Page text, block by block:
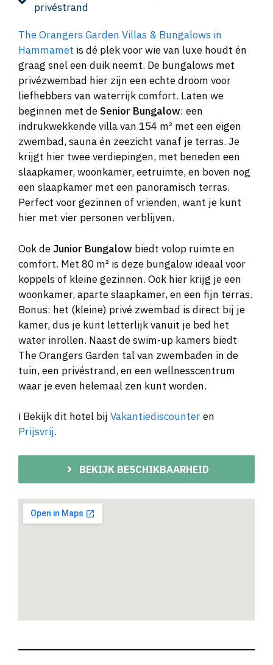
privéstrand
The Orangers Garden Villas & Bungalows in
Hammamet is dé plek voor wie van luxe houdt én
graag snel een duik neemt. De bungalows met
privézwembad hier zijn een echte droom voor
liefhebbers van waterrijk comfort. Laten we
beginnen met deSenior Bungalow: een
indrukwekkende villa van 154 m² met een eigen
zwembad, sauna én zeezicht vanaf je terras. Je
krijgt hier twee verdiepingen, met beneden een
slaapkamer, woonkamer, eetruimte, en boven nog
een slaapkamer met een panoramisch terras.
Perfect voor gezinnen of vrienden, want je kunt
hier met vier personen verblijven.
Ook deJunior Bungalow biedt volop ruimte en
comfort. Met 80 m² is deze bungalow ideaal voor
koppels of kleine gezinnen. Ook hier krijg je een
woonkamer, aparte slaapkamer, en een fijn terras.
Bonus: het (kleine) privé zwembad is direct bij je
kamer, dus je kunt letterlijk vanuit je bed het
water inrollen. Naast de swim-up kamers biedt
The Orangers Garden tal van zwembaden in de
tuin, een privéstrand, en een wellnesscentrum
waar je even helemaal zen kunt worden.
ℹ️ Bekijk dit hotel bij Vakantiediscounteren
Prijsvrij.
BEKIJK BESCHIKBAARHEID